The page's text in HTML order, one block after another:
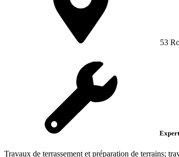
53
Travaux de terrassement et préparation de terrains;